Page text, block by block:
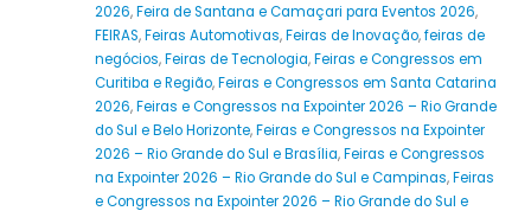
2026,Feira de Santana e Camaçari para Eventos 2026,
FEIRAS,Feiras Automotivas,Feiras de Inovação,feiras de
negócios,Feiras de Tecnologia,Feiras e Congressos em
Curitiba e Região,Feiras e Congressos em Santa Catarina
2026,Feiras e Congressos na Expointer 2026 – Rio Grande
do Sul e Belo Horizonte,Feiras e Congressos na Expointer
2026 – Rio Grande do Sul e Brasília,Feiras e Congressos
na Expointer 2026 – Rio Grande do Sul e Campinas,Feiras
e Congressos na Expointer 2026 – Rio Grande do Sul e